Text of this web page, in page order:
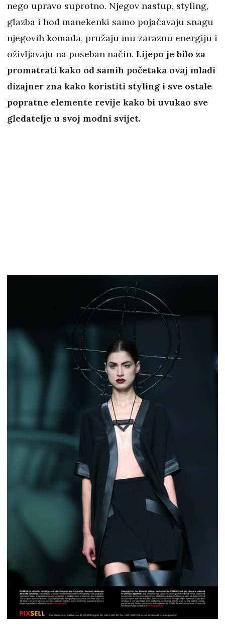
nego upravo suprotno. Njegov nastup, styling,
glazba i hod manekenki samo pojačavaju snagu
njegovih komada, pružaju mu zaraznu energiju i
oživljavaju na poseban način. Lijepo je bilo za
promatrati kako od samih početaka ovaj mladi
dizajner zna kako koristiti styling i sve ostale
popratne elemente revije kako bi uvukao sve
gledatelje u svoj modni svijet.